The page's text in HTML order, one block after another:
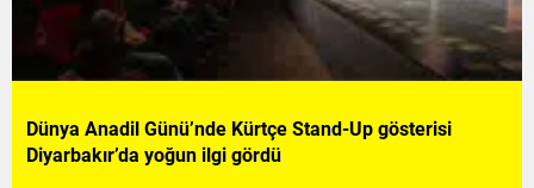
Dünya Anadil Günü’nde Kürtçe Stand-Up gösterisi
Diyarbakır’da yoğun ilgi gördü